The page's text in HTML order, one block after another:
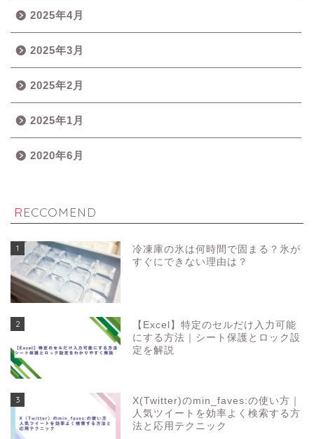
2025年4月
2025年3月
2025年2月
2025年1月
2020年6月
RECCOMEND
1
冷凍庫の氷は何時間で固まる？氷が
すぐにできない理由は？
2
【Excel】特定のセルだけ入力可能
にする方法｜シート保護とロック設
定を解説
3
X(Twitter)のmin_faves:の使い方｜
人気ツイートを効率よく検索する方
法と応用テクニック